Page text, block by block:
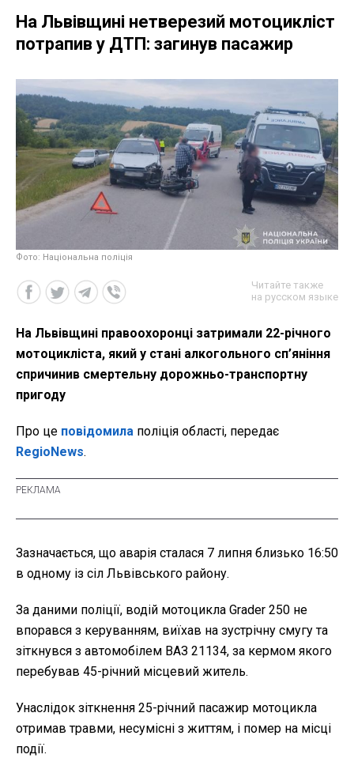
На Львівщині нетверезий мотоцикліст
потрапив у ДТП: загинув пасажир
Фото: Національна поліція
Читайте также
на русском языке
На Львівщині правоохоронці затримали 22-річного
мотоцикліста, який у стані алкогольного сп’яніння
спричинив смертельну дорожньо-транспортну
пригоду
Про це повідомила поліція області, передає
RegioNews.
Зазначається, що аварія сталася 7 липня близько 16:50
в одному із сіл Львівського району.
За даними поліції, водій мотоцикла Grader 250 не
впорався з керуванням, виїхав на зустрічну смугу та
зіткнувся з автомобілем ВАЗ 21134, за кермом якого
перебував 45-річний місцевий житель.
Унаслідок зіткнення 25-річний пасажир мотоцикла
отримав травми, несумісні з життям, і помер на місці
події.